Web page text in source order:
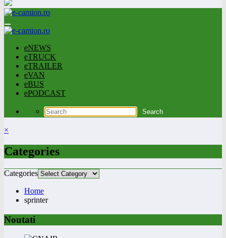
eNEWS
eTRUCK
eTRAILER
eVAN
eBUS
ePODCAST
×
Categories
Categories
Home
sprinter
Noutati